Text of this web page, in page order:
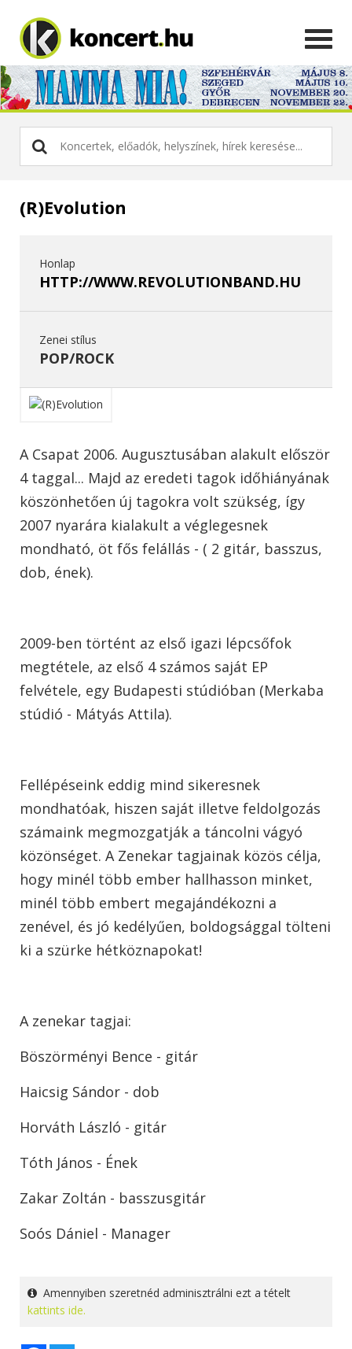
(R)Evolution
Honlap
HTTP://WWW.REVOLUTIONBAND.HU
Zenei stílus
POP/ROCK
A Csapat 2006. Augusztusában alakult először
4 taggal... Majd az eredeti tagok időhiányának
köszönhetően új tagokra volt szükség, így
2007 nyarára kialakult a véglegesnek
mondható, öt fős felállás - ( 2 gitár, basszus,
dob, ének).
2009-ben történt az első igazi lépcsőfok
megtétele, az első 4 számos saját EP
felvétele, egy Budapesti stúdióban (Merkaba
stúdió - Mátyás Attila).
Fellépéseink eddig mind sikeresnek
mondhatóak, hiszen saját illetve feldolgozás
számaink megmozgatják a táncolni vágyó
közönséget. A Zenekar tagjainak közös célja,
hogy minél több ember hallhasson minket,
minél több embert megajándékozni a
zenével, és jó kedélyűen, boldogsággal tölteni
ki a szürke hétköznapokat!
A zenekar tagjai:
Böszörményi Bence - gitár
Haicsig Sándor - dob
Horváth László - gitár
Tóth János - Ének
Zakar Zoltán - basszusgitár
Soós Dániel - Manager
Amennyiben szeretnéd adminisztrálni ezt a tételt
kattints ide.